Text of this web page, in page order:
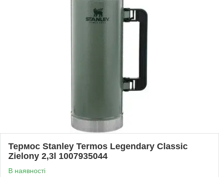
Термос Stanley Termos Legendary Classic
Zielony 2,3l 1007935044
В наявності